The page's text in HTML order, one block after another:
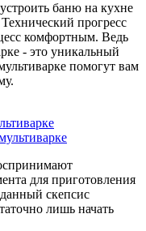
баню на кухне
прогресс
комфортным. Ведь
- это уникальный
помогут вам
для приготовления
скепсис
лишь начать